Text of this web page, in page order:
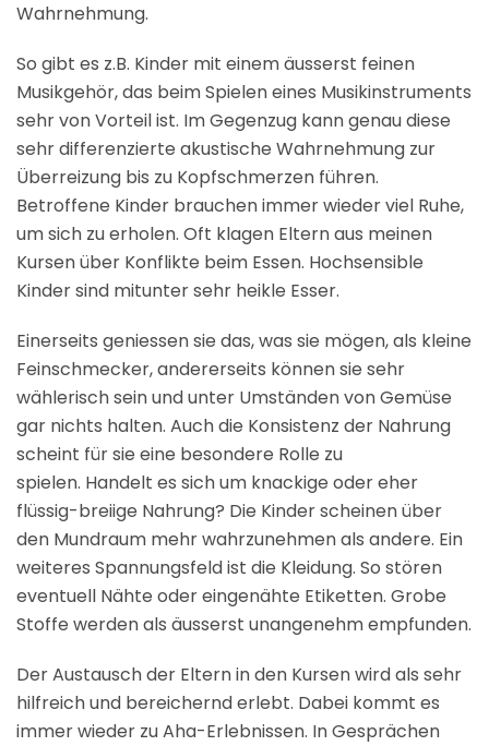
Wahrnehmung.
So gibt es z.B. Kinder mit einem äusserst feinen
Musikgehör, das beim Spielen eines Musikinstruments
sehr von Vorteil ist. Im Gegenzug kann genau diese
sehr differenzierte akustische Wahrnehmung zur
Überreizung bis zu Kopfschmerzen führen.
Betroffene Kinder brauchen immer wieder viel Ruhe,
um sich zu erholen. Oft klagen Eltern aus meinen
Kursen über Konflikte beim Essen. Hochsensible
Kinder sind mitunter sehr heikle Esser.
Einerseits geniessen sie das, was sie mögen, als kleine
Feinschmecker, andererseits können sie sehr
wählerisch sein und unter Umständen von Gemüse
gar nichts halten. Auch die Konsistenz der Nahrung
scheint für sie eine besondere Rolle zu
spielen. Handelt es sich um knackige oder eher
flüssig-breiige Nahrung? Die Kinder scheinen über
den Mundraum mehr wahrzunehmen als andere. Ein
weiteres Spannungsfeld ist die Kleidung. So stören
eventuell Nähte oder eingenähte Etiketten. Grobe
Stoffe werden als äusserst unangenehm empfunden.
Der Austausch der Eltern in den Kursen wird als sehr
hilfreich und bereichernd erlebt. Dabei kommt es
immer wieder zu Aha-Erlebnissen. In Gesprächen